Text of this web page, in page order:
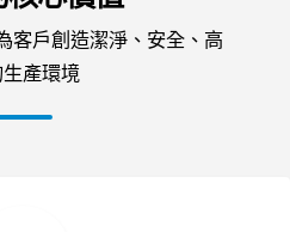
客戶創造潔淨、安全、高
產環境